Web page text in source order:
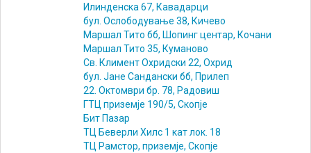
Илинденска 67, Кавадарци
бул. Ослободување 38, Кичево
Маршал Тито бб, Шопинг центар, Кочани
Маршал Тито 35, Куманово
Св. Климент Охридски 22, Охрид
бул. Јане Сандански бб, Прилеп
22. Октомври бр. 78, Радовиш
ГТЦ приземје 190/5, Скопје
Бит Пазар
ТЦ Беверли Хилс 1 кат лок. 18
ТЦ Рамстор, приземје, Скопје